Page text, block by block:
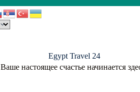
Egypt Travel 24
Ваше настоящее счастье начинается